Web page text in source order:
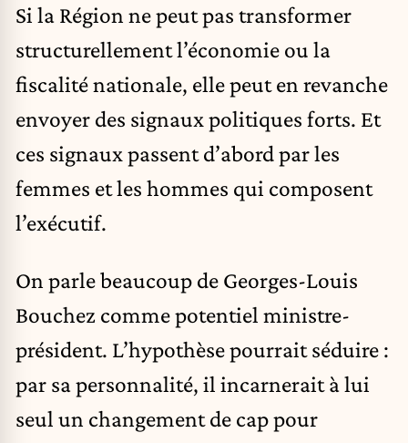
Si la Région ne peut pas transformer
structurellement l’économie ou la
fiscalité nationale, elle peut en revanche
envoyer des signaux politiques forts. Et
ces signaux passent d’abord par les
femmes et les hommes qui composent
l’exécutif.
On parle beaucoup de Georges-Louis
Bouchez comme potentiel ministre-
président. L’hypothèse pourrait séduire :
par sa personnalité, il incarnerait à lui
seul un changement de cap pour